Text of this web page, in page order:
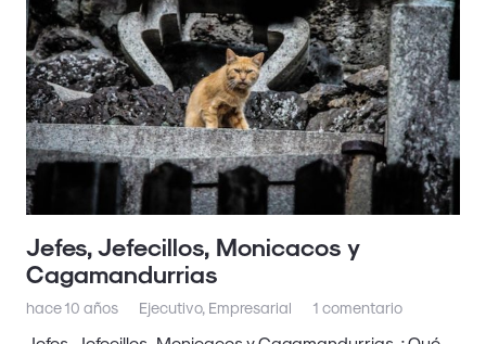
Jefes, Jefecillos, Monicacos y
Cagamandurrias
hace 10 años Ejecutivo, Empresarial 1comentario